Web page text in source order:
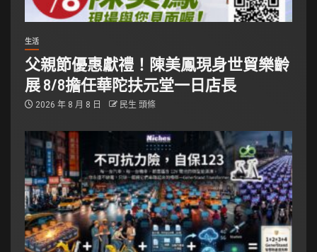
生活
父親節優惠獻禮！陳美鳳現身世貿樂齡
展 8/8擔任華陀扶元堂一日店長
2026 年 8 月 8 日 民生 頭條